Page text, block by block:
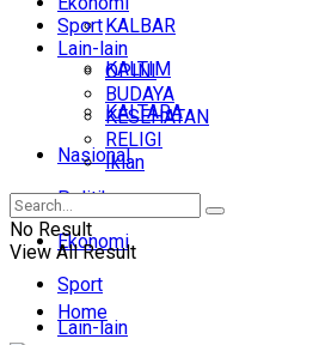
KALBAR
KALTIM
KALTARA
Nasional
Politik
Ekonomi
Sport
Lain-lain
Sport
Lain-lain
OPINI
BUDAYA
KESEHATAN
RELIGI
Iklan
No Result
View All Result
Home